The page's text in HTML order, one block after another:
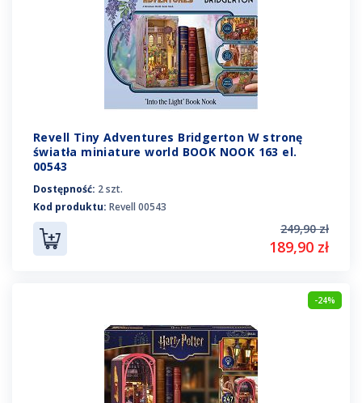
Revell Tiny Adventures Bridgerton W stronę
światła miniature world BOOK NOOK 163 el.
00543
Dostępność: 2 szt.
Kod produktu: Revell 00543
249,90 zł
189,90 zł
-24%